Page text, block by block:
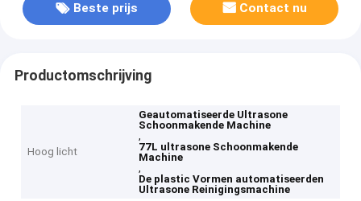
Beste prijs Contact nu
Productomschrijving
Hoog licht
Geautomatiseerde Ultrasone
Schoonmakende Machine
,
77L ultrasone Schoonmakende
Machine
,
De plastic Vormen automatiseerden
Ultrasone Reinigingsmachine